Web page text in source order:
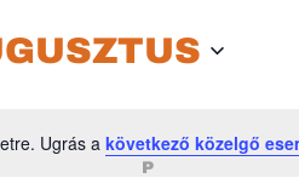
Notice
Ugrás akövetkező közelgő
meg
-
P